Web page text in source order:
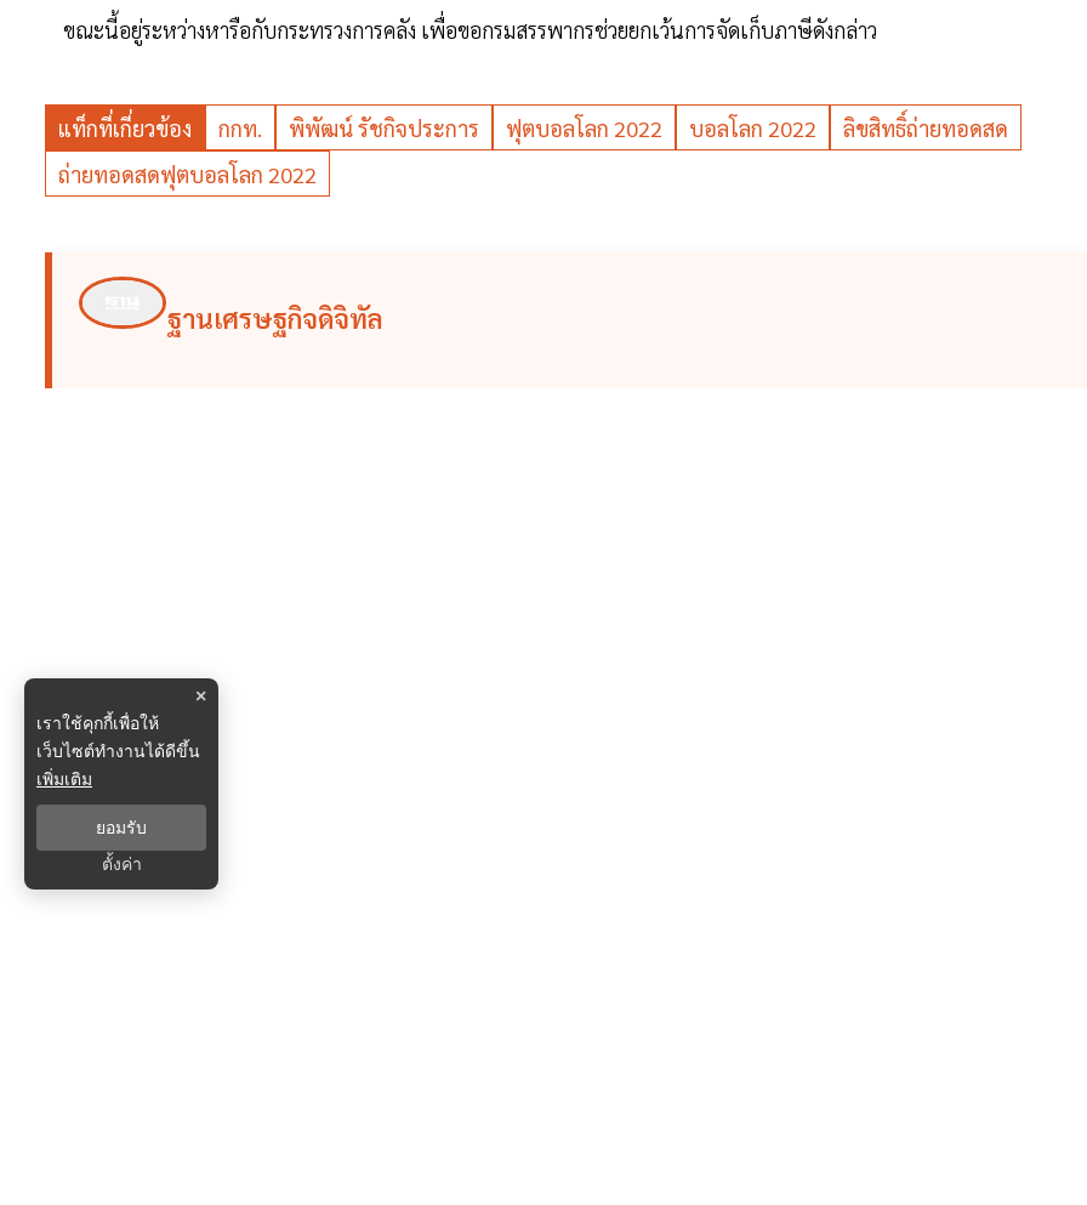
ขณะนี้อยู่ระหว่างหารือกับกระทรวงการคลัง เพื่อขอกรมสรรพากรช่วยยกเว้นการจัดเก็บภาษีดังกล่าว
แท็กที่เกี่ยวข้อง กกท. พิพัฒน์ รัชกิจประการ ฟุตบอลโลก 2022 บอลโลก 2022
ลิขสิทธิ์ถ่ายทอดสด
ถ่ายทอดสดฟุตบอลโลก 2022
ฐานเศรษฐกิจดิจิทัล
×
เราใช้คุกกี้เพื่อให้
เว็บไซต์ทำงานได้ดีขึ้น
เพิ่มเติม
ยอมรับ
ตั้งค่า